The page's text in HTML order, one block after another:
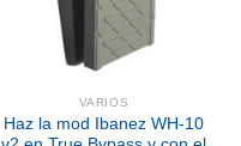
VARIOS
Haz la mod Ibanez WH-10